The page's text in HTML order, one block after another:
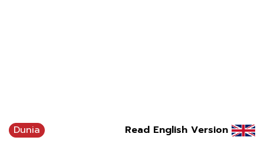
Dunia Read English Version